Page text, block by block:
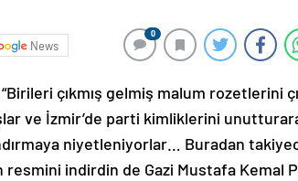
News
0
çıkmış gelmiş malum rozetlerini
ve İzmir’de parti kimliklerini
niyetleniyorlar… Buradan
indirdin de Gazi Mustafa Kemal